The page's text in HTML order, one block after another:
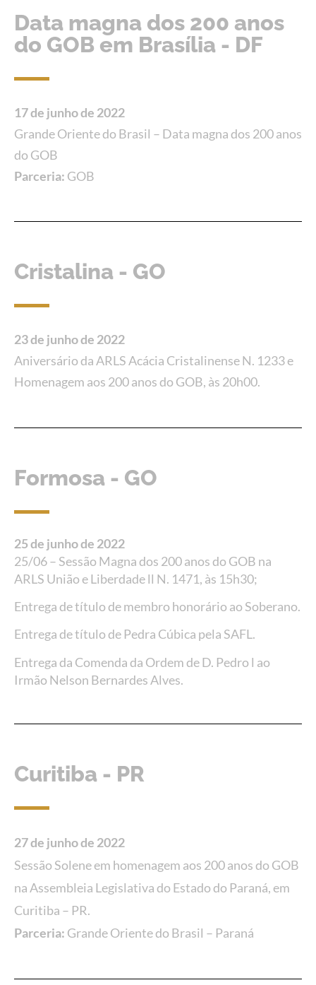
Data magna dos 200 anos
do GOB em Brasília - DF
17 de junho de 2022
Grande Oriente do Brasil – Data magna dos 200 anos
do GOB
Parceria: GOB
Cristalina - GO
23 de junho de 2022
Aniversário da ARLS Acácia Cristalinense N. 1233 e
Homenagem aos 200 anos do GOB, às 20h00.
Formosa - GO
25 de junho de 2022
25/06 – Sessão Magna dos 200 anos do GOB na
ARLS União e Liberdade ll N. 1471, às 15h30;
Entrega de título de membro honorário ao Soberano.
Entrega de título de Pedra Cúbica pela SAFL.
Entrega da Comenda da Ordem de D. Pedro l ao
Irmão Nelson Bernardes Alves.
Curitiba - PR
27 de junho de 2022
Sessão Solene em homenagem aos 200 anos do GOB
na Assembleia Legislativa do Estado do Paraná, em
Curitiba – PR.
Parceria: Grande Oriente do Brasil – Paraná